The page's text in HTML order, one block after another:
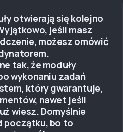
otwierają się kolejno
jeśli masz
możesz omówić
tak, że moduły
wykonaniu zadań
który gwarantuje,
nawet jeśli
wiesz. Domyślnie
początku, bo to